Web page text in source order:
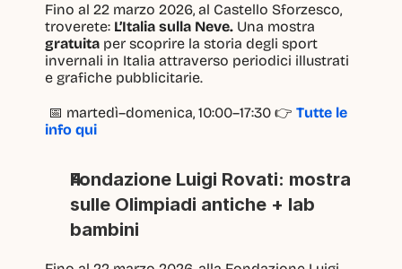
Fino al 22 marzo 2026, al Castello Sforzesco,
troverete: L’Italia sulla Neve.
gratuita per scoprire la storia degli sport
invernali in Italia attraverso periodici illustrati
e grafiche pubblicitarie.
📅 martedì–domenica, 10:00–17:30 👉 Tutte le
info qui
Fondazione Luigi Rovati: mostra
sulle Olimpiadi antiche + lab
bambini